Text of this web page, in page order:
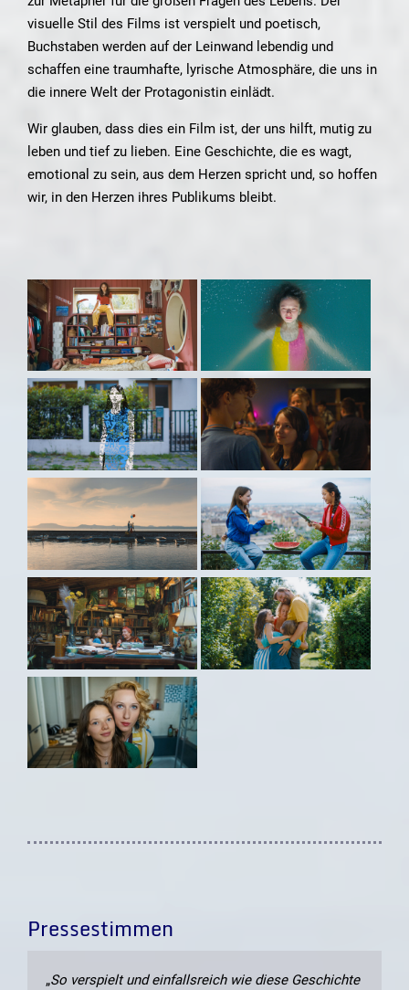
visuelle Stil des Films ist verspielt und poetisch,
Buchstaben werden auf der Leinwand lebendig und
schaffen eine traumhafte, lyrische Atmosphäre, die uns in
die innere Welt der Protagonistin einlädt.
Wir glauben, dass dies ein Film ist, der uns hilft, mutig zu
leben und tief zu lieben. Eine Geschichte, die es wagt,
emotional zu sein, aus dem Herzen spricht und, so hoffen
wir, in den Herzen ihres Publikums bleibt.
Pressestimmen
„So verspielt und einfallsreich wie diese Geschichte